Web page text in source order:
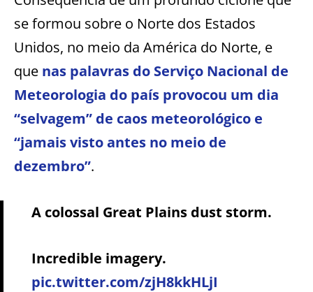
se formou sobre o Norte dos Estados
Unidos, no meio da América do Norte, e
que nas palavras do Serviço Nacional de
Meteorologia do país provocou um dia
“selvagem” de caos meteorológico e
“jamais visto antes no meio de
dezembro”.
A colossal Great Plains dust storm.
Incredible imagery.
pic.twitter.com/zjH8kkHLjI